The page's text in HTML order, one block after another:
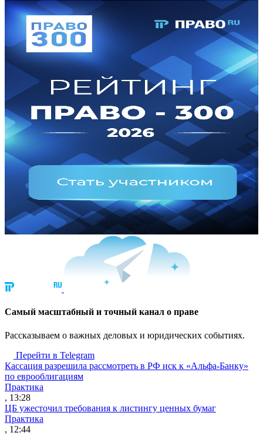
Cамый масштабный и точный канал о праве
Рассказываем о важных деловых и юридических событиях.
Перейти в Telegram
Кассация разрешила рассмотреть в РФ иск к «Альфа-Банку»
по еврооблигациям
Практика
, 13:28
ЦБ ужесточил требования к листингу ценных бумаг
Практика
, 12:44